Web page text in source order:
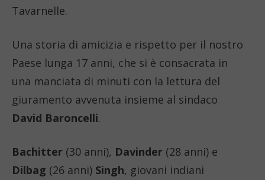
Tavarnelle.
Una storia di amicizia e rispetto per il nostro
Paese lunga 17 anni, che si è consacrata in
una manciata di minuti con la lettura del
giuramento avvenuta insieme al sindaco
David Baroncelli.
Bachitter (30 anni), Davinder (28 anni) e
Dilbag (26 anni) Singh, giovani indiani